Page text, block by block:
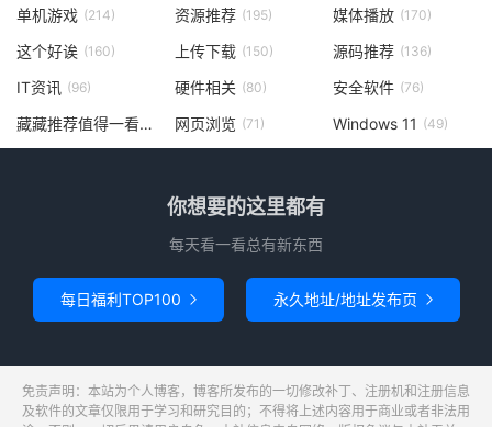
单机游戏 (214) 资源推荐 (195) 媒体播放 (170)
这个好诶 (160) 上传下载 (150) 源码推荐 (136)
IT资讯 (96) 硬件相关 (80) 安全软件 (76)
藏藏推荐值得一看(73) 网页浏览 (71) Windows 11 (49)
你想要的这里都有
每天看一看总有新东西
每日福利TOP100  永久地址/地址发布页 
免责声明：本站为个人博客，博客所发布的一切修改补丁、注册机和注册信息
及软件的文章仅限用于学习和研究目的；不得将上述内容用于商业或者非法用